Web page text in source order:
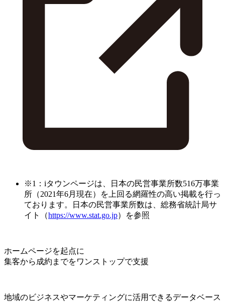
※1：iタウンページは、日本の民営事業所数516万事業
所（2021年6月現在）を上回る網羅性の高い掲載を行っ
ております。日本の民営事業所数は、総務省統計局サ
イト（https://www.stat.go.jp）を参照
ホームページを起点に
集客から成約までをワンストップで支援
地域のビジネスやマーケティングに活用できるデータベース